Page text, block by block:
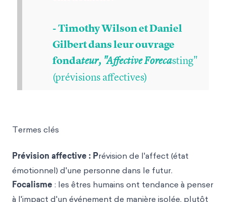
- Timothy Wilson et Daniel
Gilbert dans leur ouvrage
fondateur, "Affective Forecasting"
(prévisions affectives)
Termes clés
Prévision affective : Prévision de l'affect (état
émotionnel) d'une personne dans le futur.
Focalisme : les êtres humains ont tendance à penser
à l'impact d'un événement de manière isolée, plutôt